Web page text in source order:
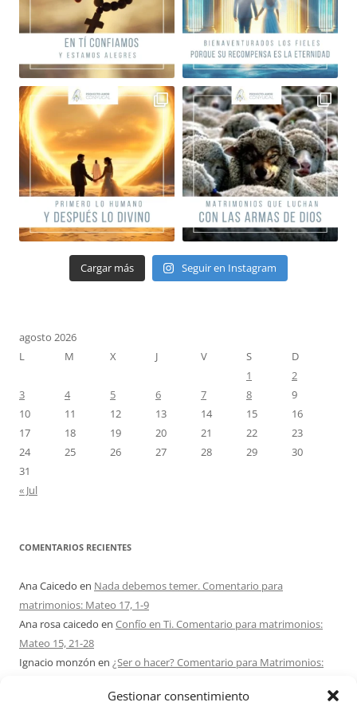
Gestionar consentimiento
Cargar más Seguir en Instagram
agosto 2026
L
M X J V S
D
1
2
3
4 5 6 7 8
9
10
11 12 13 14 15
16
17
18 19 20 21 22
23
24
25 26 27 28 29
30
31
« Jul
COMENTARIOS RECIENTES
Ana Caicedo en Nada debemos temer. Comentario para
matrimonios: Mateo 17, 1-9
Ana rosa caicedo en Confío en Ti. Comentario para matrimonios:
Mateo 15, 21-28
Ignacio monzón en ¿Ser o hacer? Comentario para Matrimonios:
Maria Asuncion Herrero Mendezen¿Ser o hacer? Comentario para